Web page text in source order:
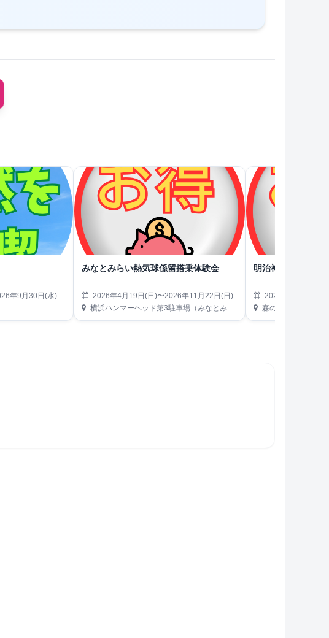
年9月30日(水)
みなとみらい熱気球係留搭乗体験会
2026年4月19日(日)〜2026年11月22日(日)
横浜ハンマーヘッド第3駐車場（みなとみらい21地区）
明治神宮外苑 森の
2026年4月22日(
森のビアガーデン（東京都新宿区